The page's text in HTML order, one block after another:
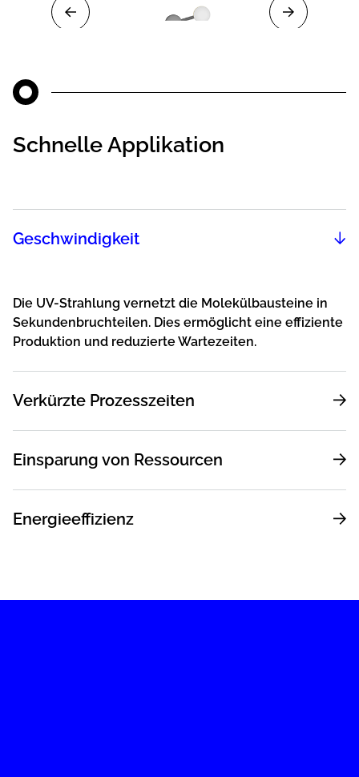
Schnelle Applikation
Geschwindigkeit
Die UV-Strahlung vernetzt die Molekülbausteine in
Sekundenbruchteilen. Dies ermöglicht eine effiziente
Produktion und reduzierte Wartezeiten.
Verkürzte Prozesszeiten
Einsparung von Ressourcen
Energieeffizienz